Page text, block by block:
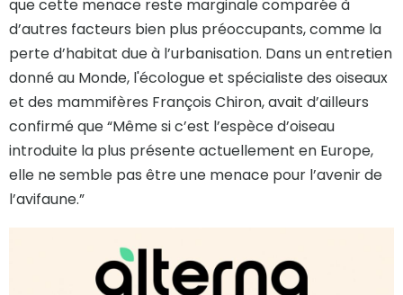
que cette menace reste marginale comparée à
d’autres facteurs bien plus préoccupants, comme la
perte d’habitat due à l’urbanisation. Dans un entretien
donné au Monde, l'écologue et spécialiste des oiseaux
et des mammifères François Chiron, avait d’ailleurs
confirmé que “Même si c’est l’espèce d’oiseau
introduite la plus présente actuellement en Europe,
elle ne semble pas être une menace pour l’avenir de
l’avifaune.”